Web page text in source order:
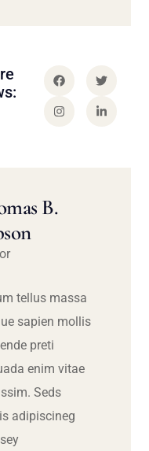
B.
tellus massa
sapien mollis
preti
enim vitae
Seds
adipiscineg